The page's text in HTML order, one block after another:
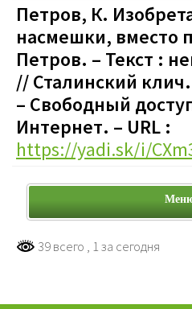
Петров, К.
насмешки, вместо
Петров. – Текст :
// Сталинский клич.
– Свободный
Интернет. – URL :
https://yadi.sk/i/
39 всего , 1 за сегодня